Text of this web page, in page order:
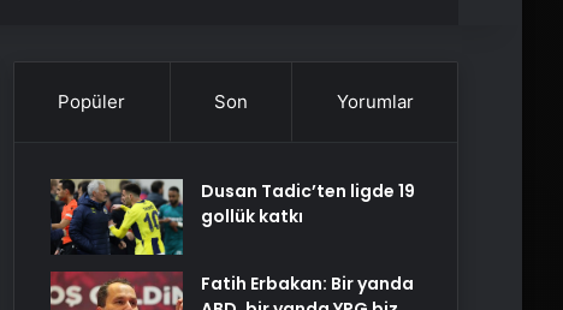
Popüler Son Yorumlar
Dusan Tadic’ten ligde 19
gollük katkı
Fatih Erbakan: Bir yanda